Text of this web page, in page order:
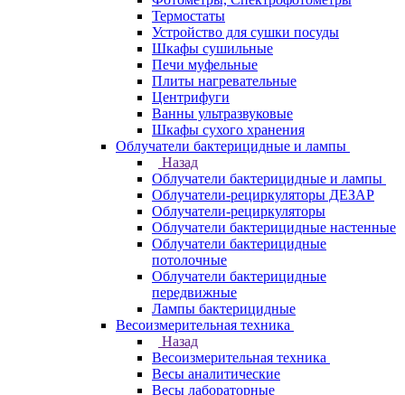
Термостаты
Устройство для сушки посуды
Шкафы сушильные
Печи муфельные
Плиты нагревательные
Центрифуги
Ванны ультразвуковые
Шкафы сухого хранения
Облучатели бактерицидные и лампы
Назад
Облучатели бактерицидные и лампы
Облучатели-рециркуляторы ДЕЗАР
Облучатели-рециркуляторы
Облучатели бактерицидные настенные
Облучатели бактерицидные
потолочные
Облучатели бактерицидные
передвижные
Лампы бактерицидные
Весоизмерительная техника
Назад
Весоизмерительная техника
Весы аналитические
Весы лабораторные